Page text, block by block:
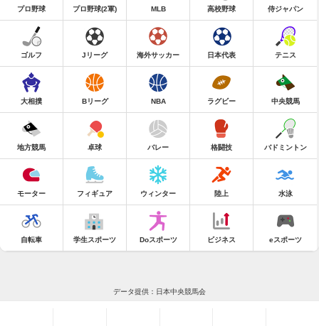
プロ野球 プロ野球(2軍) MLB 高校野球 侍ジャパン
ゴルフ Jリーグ 海外サッカー 日本代表 テニス
大相撲 Bリーグ NBA ラグビー 中央競馬
地方競馬 卓球 バレー 格闘技 バドミントン
モーター フィギュア ウィンター 陸上 水泳
自転車 学生スポーツ Doスポーツ ビジネス eスポーツ
データ提供：日本中央競馬会